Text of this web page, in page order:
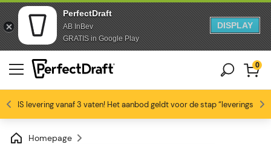
PerfectDraft
AB InBev
GRATIS in Google Play
DISPLAY
Doorgaan naar artikel
Overslaan naar voettekst
levering vanaf 3 vaten! Het aanbod geldt voor de stap “leveringswijze
Gratis levering
Profiteer van -10% vanaf 3 vaten!
Bierliefhebbers zijn dol op ons 4.6/5
0
Homepage